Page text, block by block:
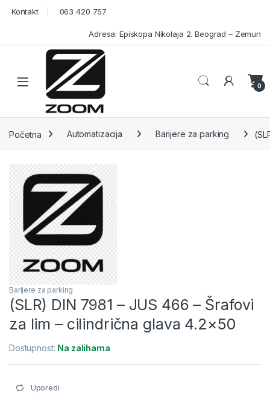
Skip to navigation
Skip to content
Kontakt 063 420 757
Adresa: Episkopa Nikolaja 2. Beograd – Zemun
Open 0
Početna Automatizacija Barijere za parking
Barijere za parking
(SLR) DIN 7981 – JUS 466 – Šrafovi
za lim – cilindrična glava 4.2×50
Dostupnost: Na zalihama
Uporedi